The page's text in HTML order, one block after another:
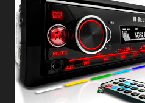
Com entradas USB para pen
celular, garantindo que você
seus dispositivos sempre
longas viagens.
SOM QUADRIAXIAL DE ALTA
O alto-falante Platino QR-5 de
reprodução sonora precisa e
frequências, graças às suas 4
graves profundos, os médios